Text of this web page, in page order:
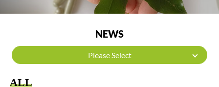
NEWS
Please Select
ALL